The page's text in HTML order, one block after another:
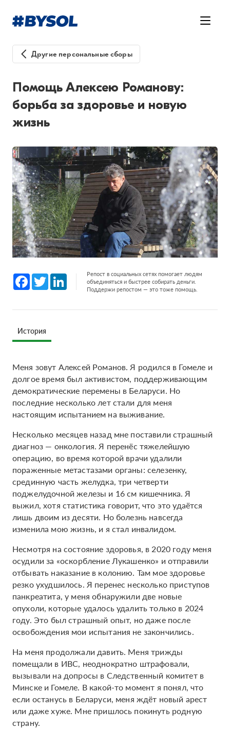
Другие персональные сборы
Помощь Алексею Романову:
борьба за здоровье и новую
жизнь
Facebook
Twitter LinkedInРепост в социальных сетях помогает людям
объединяться и быстрее собирать деньги.
Поддержи репостом — это тоже помощь.
История
Меня зовут Алексей Романов. Я родился в Гомеле и
долгое время был активистом, поддерживающим
демократические перемены в Беларуси. Но
последние несколько лет стали для меня
настоящим испытанием на выживание.
Несколько месяцев назад мне поставили страшный
диагноз — онкология. Я перенёс тяжелейшую
операцию, во время которой врачи удалили
пораженные метастазами органы: селезенку,
срединную часть желудка, три четверти
поджелудочной железы и 16 см кишечника. Я
выжил, хотя статистика говорит, что это удаётся
лишь двоим из десяти. Но болезнь навсегда
изменила мою жизнь, и я стал инвалидом.
Несмотря на состояние здоровья, в 2020 году меня
осудили за «оскорбление Лукашенко» и отправили
отбывать наказание в колонию. Там мое здоровье
резко ухудшилось. Я перенес несколько приступов
панкреатита, у меня обнаружили две новые
опухоли, которые удалось удалить только в 2024
году. Это был страшный опыт, но даже после
освобождения мои испытания не закончились.
На меня продолжали давить. Меня трижды
помещали в ИВС, неоднократно штрафовали,
вызывали на допросы в Следственный комитет в
Минске и Гомеле. В какой-то момент я понял, что
если останусь в Беларуси, меня ждёт новый арест
или даже хуже. Мне пришлось покинуть родную
страну.